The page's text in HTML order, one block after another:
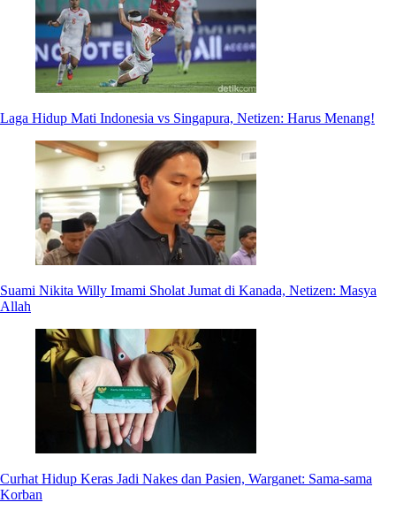
Laga Hidup Mati Indonesia vs Singapura, Netizen: Harus Menang!
Suami Nikita Willy Imami Sholat Jumat di Kanada, Netizen: Masya
Allah
Curhat Hidup Keras Jadi Nakes dan Pasien, Warganet: Sama-sama
Korban